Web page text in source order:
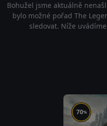
Bohužel jsme aktuálně
bylo možné pořad The
sledovat. Níže
70%